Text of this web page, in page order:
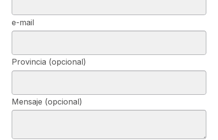
e-mail
Provincia (opcional)
Mensaje (opcional)